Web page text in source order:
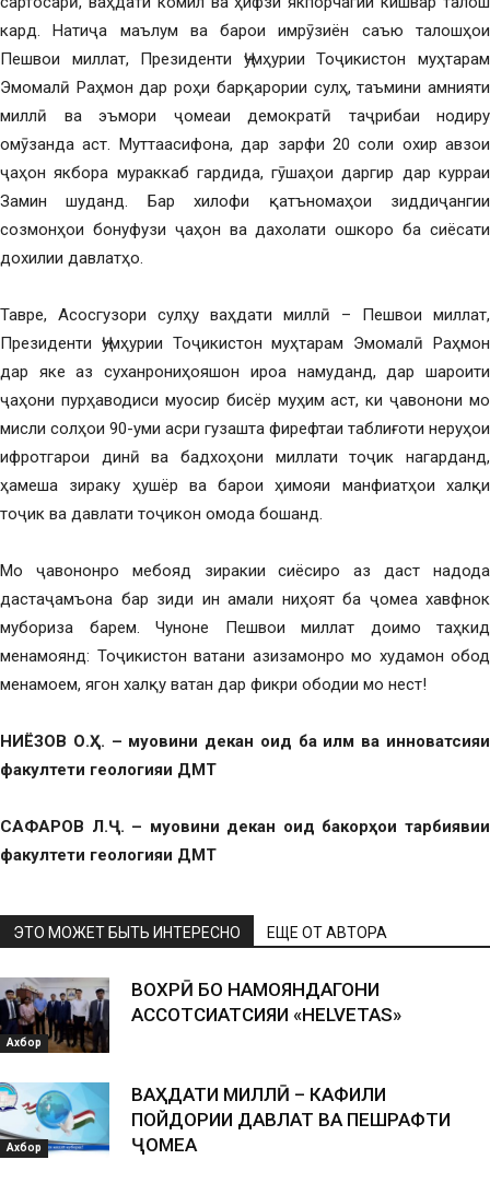
кард. Натиҷа маълум ва барои имрӯзиён саъю талошҳои
Пешвои миллат, Президенти Ҷумҳурии Тоҷикистон муҳтарам
Эмомалӣ Раҳмон дар роҳи барқарории сулҳ, таъмини амнияти
миллӣ ва эъмори ҷомеаи демократӣ таҷрибаи нодиру
омӯзанда аст. Муттаасифона, дар зарфи 20 соли охир авзои
ҷаҳон якбора мураккаб гардида, гӯшаҳои даргир дар курраи
Замин шуданд. Бар хилофи қатъномаҳои зиддиҷангии
созмонҳои бонуфузи ҷаҳон ва дахолати ошкоро ба сиёсати
дохилии давлатҳо.
Тавре, Асосгузори сулҳу ваҳдати миллӣ – Пешвои миллат,
Президенти Ҷумҳурии Тоҷикистон муҳтарам Эмомалӣ Раҳмон
дар яке аз суханрониҳояшон ироа намуданд, дар шароити
ҷаҳони пурҳаводиси муосир бисёр муҳим аст, ки ҷавонони мо
мисли солҳои 90-уми асри гузашта фирефтаи таблиғоти неруҳои
ифротгарои динӣ ва бадхоҳони миллати тоҷик нагарданд,
ҳамеша зираку ҳушёр ва барои ҳимояи манфиатҳои халқи
тоҷик ва давлати тоҷикон омода бошанд.
Мо ҷавононро мебояд зиракии сиёсиро аз даст надода
дастаҷамъона бар зиди ин амали ниҳоят ба ҷомеа хавфнок
мубориза барем. Чуноне Пешвои миллат доимо таҳкид
менамоянд: Тоҷикистон ватани азизамонро мо худамон обод
менамоем, ягон халқу ватан дар фикри ободии мо нест!
НИЁЗОВ О.Ҳ. – муовини декан оид ба илм ва инноватсияи
факултети геологияи ДМТ
САФАРОВ Л.Ҷ. – муовини декан оид бакорҳои тарбиявии
факултети геологияи ДМТ
ЭТО МОЖЕТ БЫТЬ ИНТЕРЕСНО ЕЩЕ ОТ АВТОРА
Ахбор
ВОХӮРӢ БО НАМОЯНДАГОНИ
АССОТСИАТСИЯИ «HELVETAS»
Ахбор
ВАҲДАТИ МИЛЛӢ – КАФИЛИ
ПОЙДОРИИ ДАВЛАТ ВА ПЕШРАФТИ
ҶОМЕА